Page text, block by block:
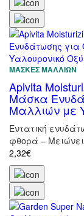
ΜΆΣΚΕΣ ΜΑΛΛΙΏΝ
Apivita
Μάσκα
Μαλλιών με
Εντατική
φθορά –
2,32€